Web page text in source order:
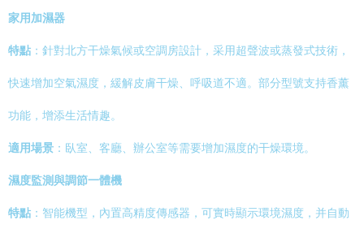
家用加濕器
特點 ：針對北方干燥氣候或空調房設計，采用超聲波或蒸發式技術，
快速增加空氣濕度，緩解皮膚干燥、呼吸道不適。部分型號支持香薰
功能，增添生活情趣。
適用場景 ：臥室、客廳、辦公室等需要增加濕度的干燥環境。
濕度監測與調節一體機
特點 ：智能機型，內置高精度傳感器，可實時顯示環境濕度，并自動